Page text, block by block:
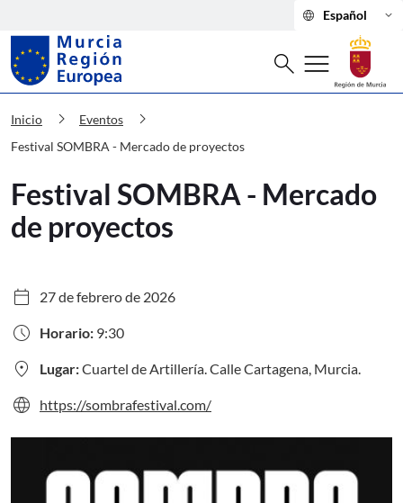
language Español keyboard_arrow_down
Murcia Región Europea Festival
Buscar
search menu
Inicio chevron_right Eventos chevron_right
Festival SOMBRA - Mercado de proyectos
Festival SOMBRA - Mercado
de proyectos
calendar_today 27 de febrero de 2026
schedule Horario: 9:30
location_on Lugar:Cuartel de Artillería. Calle Cartagena, Murcia.
Se abre en un nuevo portal web
language https://sombrafestival.com/